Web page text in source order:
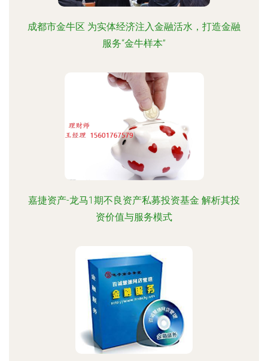
成都市金牛区 为实体经济注入金融活水，打造金融
服务“金牛样本”
嘉捷资产-龙马1期不良资产私募投资基金 解析其投
资价值与服务模式